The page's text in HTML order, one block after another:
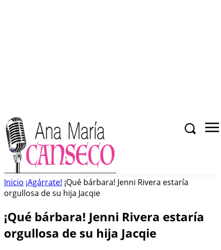
Inicio ¡Agárrate! ¡Qué bárbara! Jenni Rivera estaría
orgullosa de su hija Jacqie
¡Qué bárbara! Jenni Rivera estaría
orgullosa de su hija Jacqie